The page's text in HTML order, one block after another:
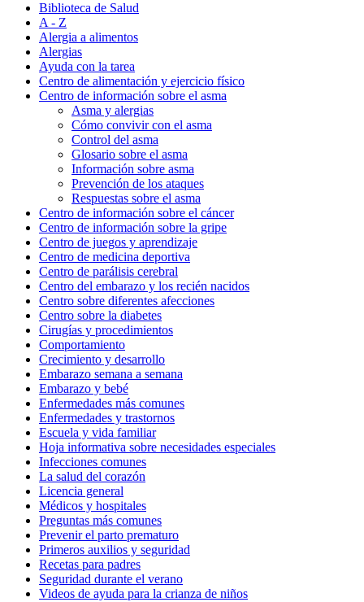
Biblioteca de Salud
A - Z
Alergia a alimentos
Alergias
Ayuda con la tarea
Centro de alimentación y ejercicio físico
Centro de información sobre el asma
Asma y alergias
Cómo convivir con el asma
Control del asma
Glosario sobre el asma
Información sobre asma
Prevención de los ataques
Respuestas sobre el asma
Centro de información sobre el cáncer
Centro de información sobre la gripe
Centro de juegos y aprendizaje
Centro de medicina deportiva
Centro de parálisis cerebral
Centro del embarazo y los recién nacidos
Centro sobre diferentes afecciones
Centro sobre la diabetes
Cirugías y procedimientos
Comportamiento
Crecimiento y desarrollo
Embarazo semana a semana
Embarazo y bebé
Enfermedades más comunes
Enfermedades y trastornos
Escuela y vida familiar
Hoja informativa sobre necesidades especiales
Infecciones comunes
La salud del corazón
Licencia general
Médicos y hospitales
Preguntas más comunes
Prevenir el parto prematuro
Primeros auxilios y seguridad
Recetas para padres
Seguridad durante el verano
Videos de ayuda para la crianza de niños